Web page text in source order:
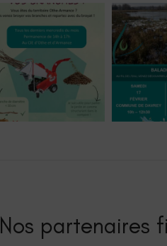
Nos partenaires